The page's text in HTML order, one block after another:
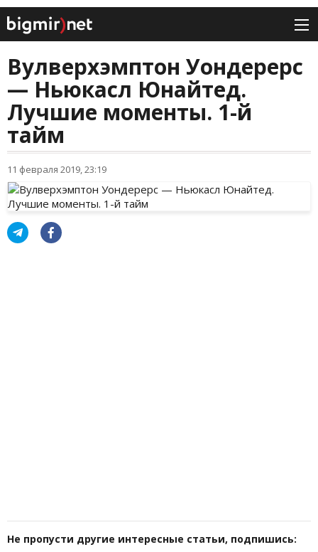
Вулверхэмптон Уондерерс
— Ньюкасл Юнайтед.
Лучшие моменты. 1-й
тайм
11 февраля 2019, 23:19
Не пропусти другие интересные статьи, подпишись: